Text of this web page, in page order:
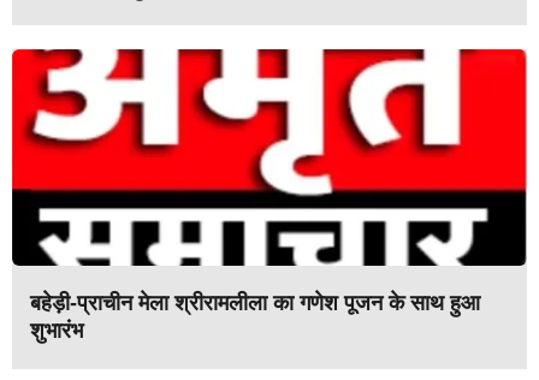
बहेड़ी-प्राचीन मेला श्रीरामलीला का गणेश पूजन के साथ हुआ
शुभारंभ